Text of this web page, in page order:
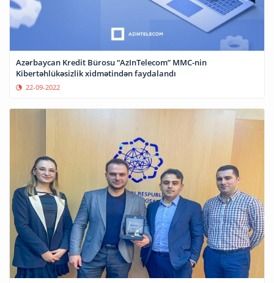
Azərbaycan Kredit Bürosu “AzInTelecom” MMC-nin
22-09-2022